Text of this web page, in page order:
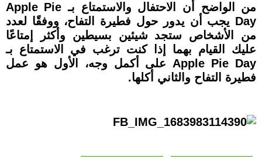
من الواضح أن الاحتفال والاستمتاع بـ Apple Pie
Day يجب أن يدور حول فطيرة التفاح، ووفقًا لعدد
من الأشخاص ستجد شيئين بسيطين وأكثر إمتاعًا
عليك القيام بهما إذا كنت ترغب في الاستمتاع بـ
Apple Pie Day على أكمل وجه، الأول هو عمل
فطيرة التفاح والثاني أكلها.